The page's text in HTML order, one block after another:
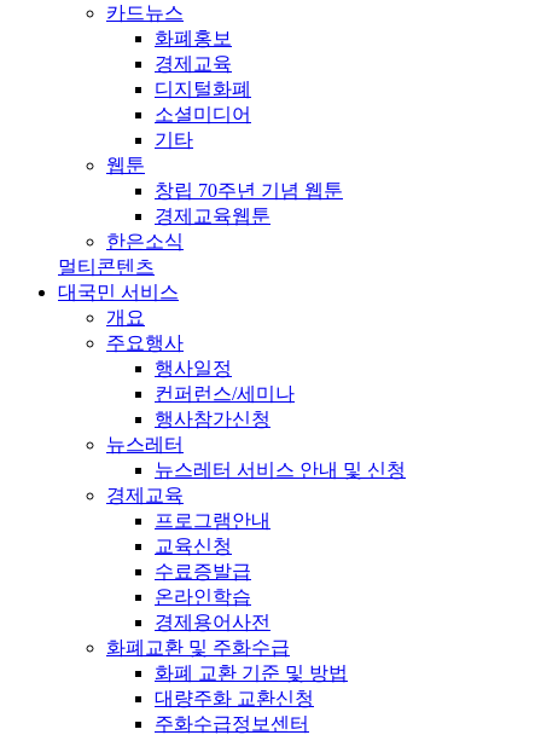
카드뉴스
화폐홍보
경제교육
디지털화폐
소셜미디어
기타
웹툰
창립 70주년 기념 웹툰
경제교육웹툰
한은소식
멀티콘텐츠
대국민 서비스
개요
주요행사
행사일정
컨퍼런스/세미나
행사참가신청
뉴스레터
뉴스레터 서비스 안내 및 신청
경제교육
프로그램안내
교육신청
수료증발급
온라인학습
경제용어사전
화폐교환 및 주화수급
화폐 교환 기준 및 방법
대량주화 교환신청
주화수급정보센터